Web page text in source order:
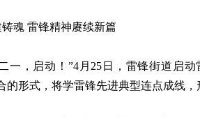
雷锋精神赓续新篇
，启动！”4月25日，雷锋街道启动
的形式，将学雷锋先进典型连点成线，